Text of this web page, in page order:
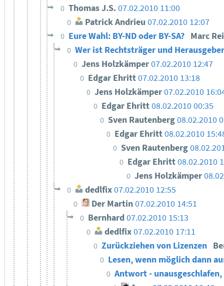
0 Thomas J.S.07.02.2010 11:00
0 Patrick Andrieu 07.02.2010 12:07
0 Eure Wahl: BY-ND oder BY-SA? Marc
0 Wer ist Rechtsträger und
0 Jens Holzkämper07.02.2010 12:47
0 Edgar Ehritt07.02.2010 13:18
0 Jens Holzkämper07.02.2010
0 Edgar Ehritt08.02.2010 00:35
0 Sven Rautenberg08.02.2010
0 Edgar Ehritt08.02.2010
0 Sven Rautenberg
0 Edgar Ehritt08.02.2010
0 Jens Holzkämper
0 dedlfix 07.02.2010 12:55
0 Der Martin07.02.2010 14:51
0 Bernhard07.02.2010 15:13
0 dedlfix07.02.2010 17:11
0 Zurückziehen von Lizenzen
0 Lesen, wenn möglich dann
0 Antwort -